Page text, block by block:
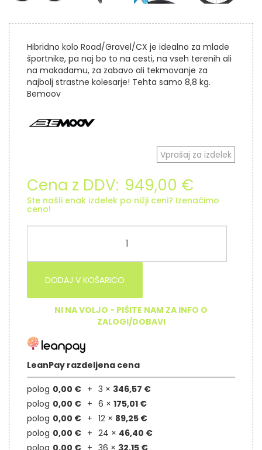
Hibridno kolo Road/Gravel/CX je idealno za mlade
športnike, pa naj bo to na cesti, na vseh terenih ali
na makadamu, za zabavo ali tekmovanje za
najbolj strastne kolesarje! Tehta samo 8,8 kg.
Bemoov
Vprašaj za izdelek
Cena z DDV: 949,00 €
Ste našli enak izdelek po nižji ceni? Izenačimo
ceno!
DODAJ V KOŠARICO
NI NA VOLJO - PIŠITE NAM ZA INFO O
ZALOGI/DOBAVI
LeanPay razdeljena cena
polog 0,00 € 3 × 346,57 €
polog 0,00 € 6 × 175,01 €
polog 0,00 € 12 × 89,25 €
polog 0,00 € 24 × 46,40 €
polog 0,00 € 36 × 32,15 €